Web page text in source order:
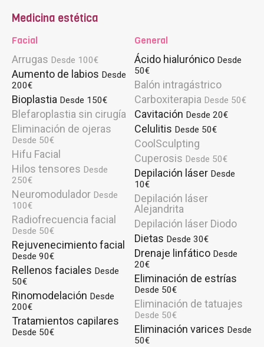
Medicina estética
Facial
Arrugas Desde 100€
Aumento de labios Desde
200€
Bioplastia Desde 150€
Blefaroplastia sin cirugía
Eliminación de ojeras
Desde 50€
Hifu Facial
Hilos tensores Desde
250€
Neuromodulador Desde
100€
Radiofrecuencia facial
Desde 50€
Rejuvenecimiento facial
Desde 90€
Rellenos faciales Desde
50€
Rinomodelación Desde
200€
Tratamientos capilares
Desde 50€
General
Ácido hialurónico Desde
50€
Balón intragástrico
Carboxiterapia Desde 50€
Cavitación Desde 20€
Celulitis Desde 50€
CoolSculpting
Cuperosis Desde 50€
Depilación láser Desde
10€
Depilación láser
Alejandrita
Depilación láser Diodo
Dietas Desde 30€
Drenaje linfático Desde
20€
Eliminación de estrías
Desde 50€
Eliminación de tatuajes
Desde 50€
Eliminación varices Desde
50€